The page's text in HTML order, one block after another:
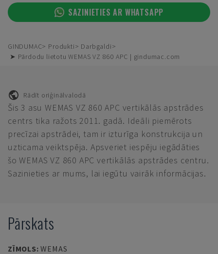
SAZINIETIES AR WHATSAPP
GINDUMAC Produkti
Darbgaldi
➤ Pārdodu lietotu WEMAS VZ 860 APC | gindumac.com
Rādīt oriģinālvalodā
Šis 3 asu WEMAS VZ 860 APC vertikālās apstrādes
centrs tika ražots 2011. gadā. Ideāli piemērots
precīzai apstrādei, tam ir izturīga konstrukcija un
uzticama veiktspēja. Apsveriet iespēju iegādāties
šo WEMAS VZ 860 APC vertikālās apstrādes centru.
Sazinieties ar mums, lai iegūtu vairāk informācijas.
Pārskats
ZĪMOLS:WEMAS